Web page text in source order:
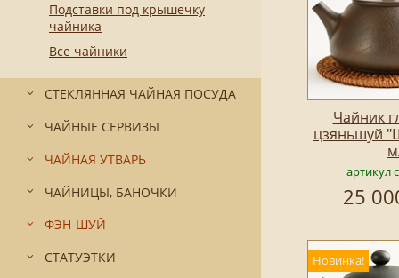
Подставки под крышечку
чайника
Все чайники
СТЕКЛЯННАЯ ЧАЙНАЯ ПОСУДА
ЧАЙНЫЕ СЕРВИЗЫ
ЧАЙНАЯ УТВАРЬ
ЧАЙНИЦЫ, БАНОЧКИ
ФЭН-ШУЙ
СТАТУЭТКИ
Чайник
цзяньшуй
артикул
25
Новинка!